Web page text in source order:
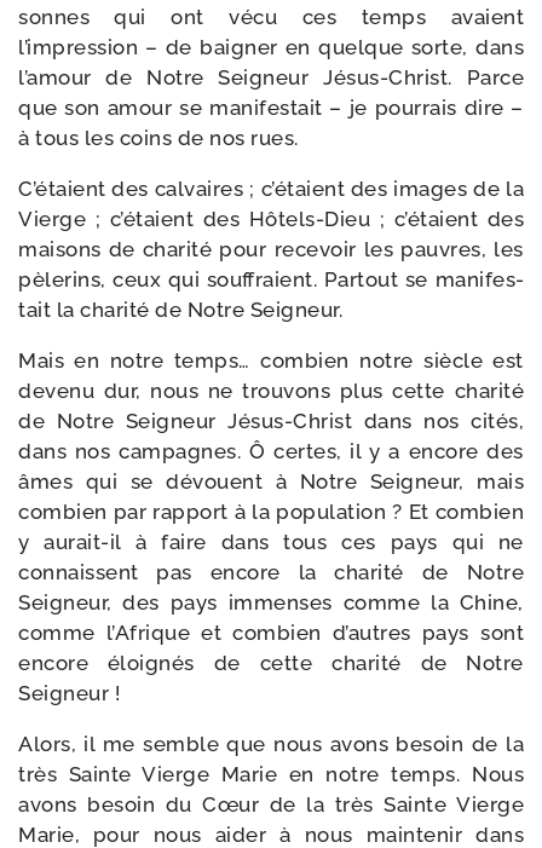
sonnes qui ont vécu ces temps avaient
l’impression – de bai­gner en quelque sorte, dans
l’amour de Notre Seigneur Jésus-​Christ. Parce
que son amour se mani­fes­tait – je pour­rais dire –
à tous les coins de nos rues.
C’étaient des cal­vaires ; c’étaient des images de la
Vierge ; c’étaient des Hôtels-​Dieu ; c’étaient des
mai­sons de cha­ri­té pour rece­voir les pauvres, les
pèle­rins, ceux qui souf­fraient. Partout se mani­fes­
tait la cha­ri­té de Notre Seigneur.
Mais en notre temps… com­bien notre siècle est
deve­nu dur, nous ne trou­vons plus cette cha­ri­té
de Notre Seigneur Jésus-​Christ dans nos cités,
dans nos cam­pagnes. Ô certes, il y a encore des
âmes qui se dévouent à Notre Seigneur, mais
com­bien par rap­port à la popu­la­tion ? Et com­bien
y aurait-​il à faire dans tous ces pays qui ne
connaissent pas encore la cha­ri­té de Notre
Seigneur, des pays immenses comme la Chine,
comme l’Afrique et com­bien d’autres pays sont
encore éloi­gnés de cette cha­ri­té de Notre
Seigneur !
Alors, il me semble que nous avons besoin de la
très Sainte Vierge Marie en notre temps. Nous
avons besoin du Cœur de la très Sainte Vierge
Marie, pour nous aider à nous main­te­nir dans